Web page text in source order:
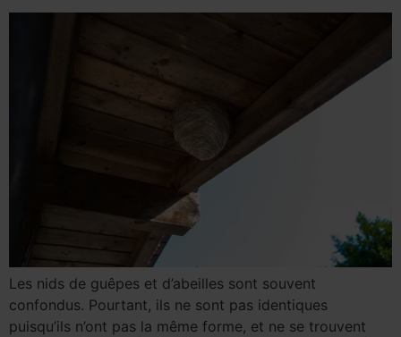
Les nids de guêpes et d’abeilles sont souvent
confondus. Pourtant, ils ne sont pas identiques
puisqu’ils n’ont pas la même forme, et ne se trouvent